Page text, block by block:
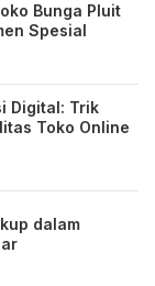
Bunga Pluit
Spesial
Digital: Trik
Toko Online
dalam